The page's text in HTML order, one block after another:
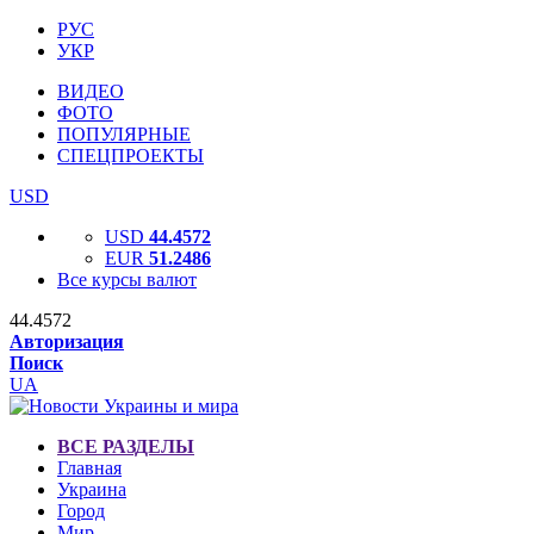
РУС
УКР
ВИДЕО
ФОТО
ПОПУЛЯРНЫЕ
СПЕЦПРОЕКТЫ
USD
USD 44.4572
EUR 51.2486
Все курсы валют
44.4572
Авторизация
Поиск
UA
ВСЕ РАЗДЕЛЫ
Главная
Украина
Город